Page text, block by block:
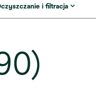
i filtracja